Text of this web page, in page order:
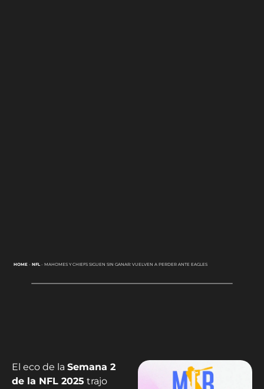
HOME- NFL- MAHOMES Y CHIEFS SIGUEN SIN GANAR: VUELVEN A PERDER ANTE EAGLES
El eco de la Semana 2
de la NFL 2025 trajo